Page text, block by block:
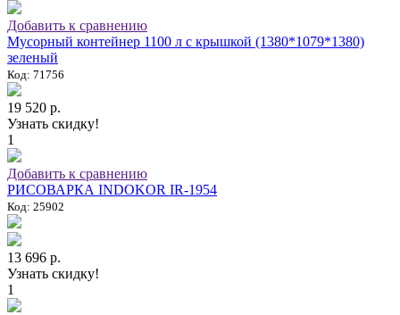
Добавить к сравнению
Мусорный контейнер 1100 л с крышкой (1380*1079*1380)
зеленый
Код: 71756
19 520 р.
Узнать скидку!
1
Добавить к сравнению
РИСОВАРКА INDOKOR IR-1954
Код: 25902
13 696 р.
Узнать скидку!
1